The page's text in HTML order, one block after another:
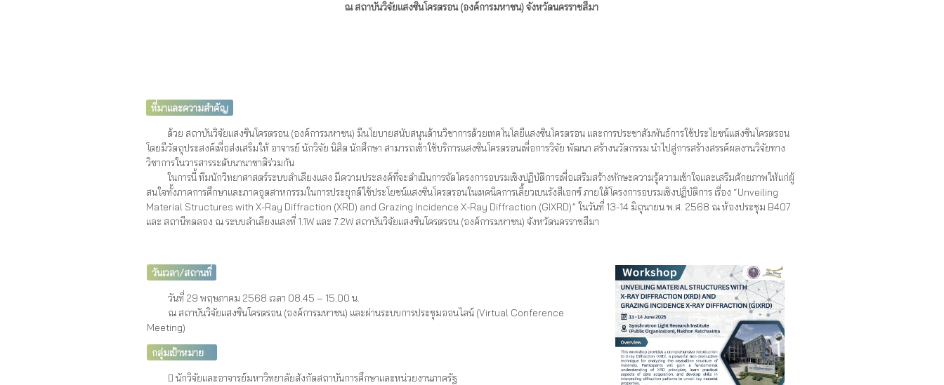
ณ สถาบันวิจัยแสงซินโครตรอน (องค์การมหาชน) จังหวัดนครราชสีมา
ที่มาและความสำคัญ
ด้วย สถาบันวิจัยแสงซินโครตรอน (องค์การมหาชน) มีนโยบายสนับสนุนด้านวิชาการด้วยเทคโนโลยีแสงซินโครตรอน และการประชาสัมพันธ์การใช้ประโยชน์แสงซินโครตรอน
โดยมีวัตถุประสงค์เพื่อส่งเสริมให้ อาจารย์ นักวิจัย นิสิต นักศึกษา สามารถเข้าใช้บริการแสงซินโครตรอนเพื่อการวิจัย พัฒนา สร้างนวัตกรรม นำไปสู่การสร้างสรรค์ผลงานวิจัยทาง
วิชาการในวารสารระดับนานาชาติร่วมกัน
ในการนี้ ทีมนักวิทยาศาสตร์ระบบลำเลียงแสง มีความประสงค์ที่จะดำเนินการจัดโครงการอบรมเชิงปฏิบัติการเพื่อเสริมสร้างทักษะความรู้ความเข้าใจและเสริมศักยภาพให้แก่ผู้
สนใจทั้งภาคการศึกษาและภาคอุตสาหกรรมในการประยุกต์ใช้ประโยชน์แสงซินโครตรอนในเทคนิคการเลี้ยวเบนรังสีเอกซ์ ภายใต้โครงการอบรมเชิงปฏิบัติการ เรื่อง “Unveiling
Material Structures with X-Ray Diffraction (XRD) and Grazing Incidence X-Ray Diffraction (GIXRD)” ในวันที่ 13-14 มิถุนายน พ.ศ. 2568 ณ ห้องประชุม B407
และ สถานีทดลอง ณ ระบบลำเลียงแสงที่ 1.1W และ 7.2W สถาบันวิจัยแสงซินโครตรอน (องค์การมหาชน) จังหวัดนครราชสีมา
วันเวลา/สถานที่
วันที่ 29 พฤษภาคม 2568 เวลา 08.45 – 15.00 น.
ณ สถาบันวิจัยแสงซินโครตรอน (องค์การมหาชน) และผ่านระบบการประชุมออนไลน์ (Virtual Conference
Meeting)
กลุ่มเป้าหมาย
 นักวิจัยและอาจารย์มหาวิทยาลัยสังกัดสถาบันการศึกษาและหน่วยงานภาครัฐ